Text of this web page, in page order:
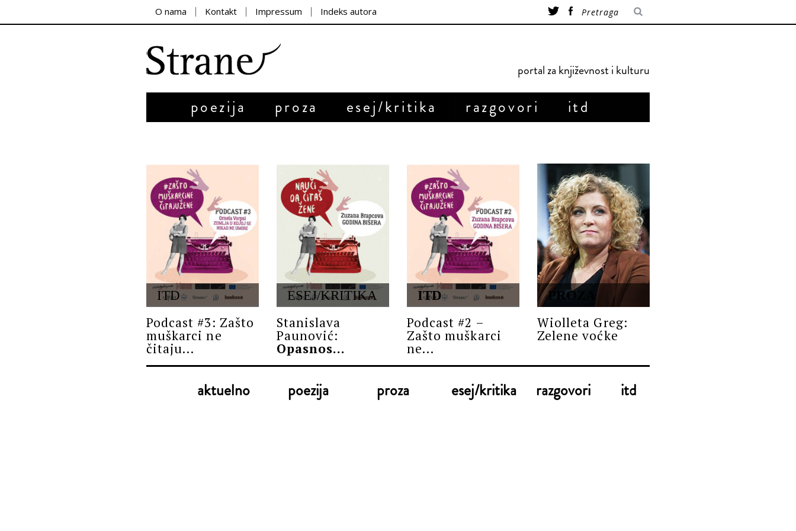
O nama Kontakt Impressum Indeks autora
portal za književnost i kulturu
poezija proza esej/kritika razgovori itd
ITD
Podcast #3: Zašto
muškarci ne
čitaju...
ESEJ/KRITIKA
Stanislava
Paunović:
Opasnos...
ITD
Podcast #2 –
Zašto muškarci
ne...
PROZA
Wiolleta Greg:
Zelene voćke
aktuelno poezija proza esej/kritika razgovori itd